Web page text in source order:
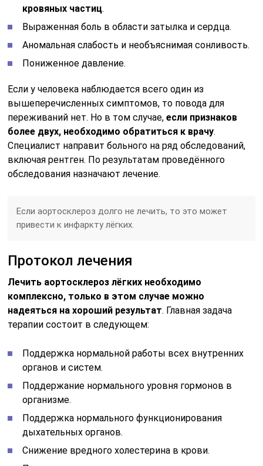
кровяных частиц.
Выраженная боль в области затылка и сердца.
Аномальная слабость и необъяснимая сонливость.
Пониженное давление.
Если у человека наблюдается всего один из
вышеперечисленных симптомов, то повода для
переживаний нет. Но в том случае,если признаков
более двух, необходимо обратиться к врачу.
Специалист направит больного на ряд обследований,
включая рентген. По результатам проведённого
обследования назначают лечение.
Если аортосклероз долго не лечить, то это может
привести к инфаркту лёгких.
Протокол лечения
Лечить аортосклероз лёгких необходимо
комплексно, только в этом случае можно
надеяться на хороший результат. Главная задача
терапии состоит в следующем:
Поддержка нормальной работы всех внутренних
органов и систем.
Поддержание нормального уровня гормонов в
организме.
Поддержка нормального функционирования
дыхательных органов.
Снижение вредного холестерина в крови.